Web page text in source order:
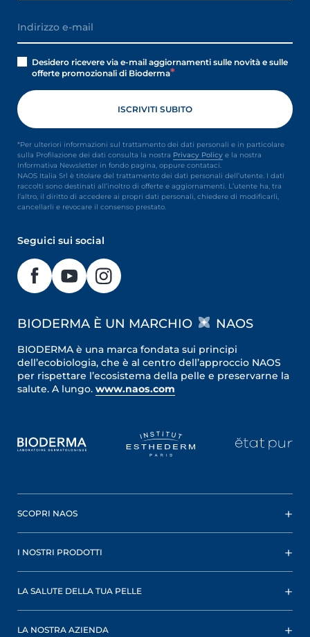
Desidero ricevere via e-mail aggiornamenti sulle novità e sulle
offerte promozionali di Bioderma
*Per ulteriori informazioni sul trattamento dei dati personali e in particolare
sulla Profilazione dei dati consulta la nostra Privacy Policy e la nostra
Informativa Newsletter in fondo pagina, oppure contataci.
NAOS Italia Srl è titolare del trattamento dei dati personali dell’utente. I dati
raccolti sono destinati all’inoltro di offerte e aggiornamenti. L’utente ha, tra
l’altro, il diritto di accedere ai propri dati personali, chiedere di modificarli,
cancellarli e revocare il consenso prestato.
Seguici sui social
BIODERMA È UN MARCHIO NAOS
BIODERMA è una marca fondata sui principi
dell’ecobiologia, che è al centro dell’approccio NAOS
per rispettare l’ecosistema della pelle e preservarne la
salute. A lungo. www.naos.com
SCOPRI NAOS
I NOSTRI PRODOTTI
LA SALUTE DELLA TUA PELLE
LA NOSTRA AZIENDA